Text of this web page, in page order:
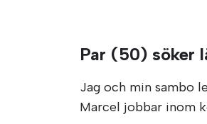
Par (50) söker
Jag och min sambo
Marcel jobbar inom